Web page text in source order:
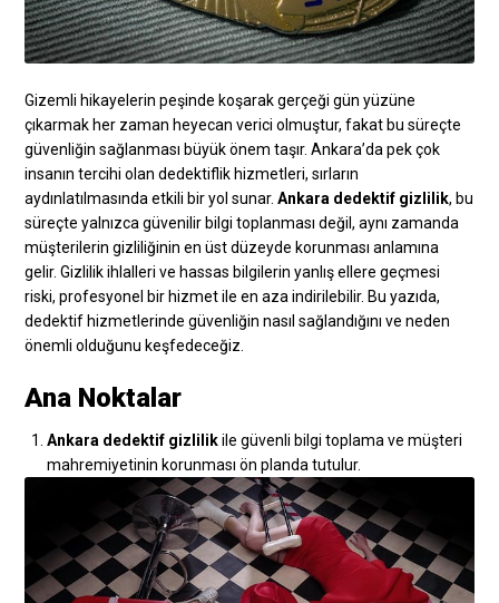
Gizemli hikayelerin peşinde koşarak gerçeği gün yüzüne
çıkarmak her zaman heyecan verici olmuştur, fakat bu süreçte
güvenliğin sağlanması büyük önem taşır. Ankara’da pek çok
insanın tercihi olan dedektiflik hizmetleri, sırların
aydınlatılmasında etkili bir yol sunar.Ankara dedektif gizlilik, bu
süreçte yalnızca güvenilir bilgi toplanması değil, aynı zamanda
müşterilerin gizliliğinin en üst düzeyde korunması anlamına
gelir. Gizlilik ihlalleri ve hassas bilgilerin yanlış ellere geçmesi
riski, profesyonel bir hizmet ile en aza indirilebilir. Bu yazıda,
dedektif hizmetlerinde güvenliğin nasıl sağlandığını ve neden
önemli olduğunu keşfedeceğiz.
Ana Noktalar
Ankara dedektif gizlilikile güvenli bilgi toplama ve müşteri
mahremiyetinin korunması ön planda tutulur.